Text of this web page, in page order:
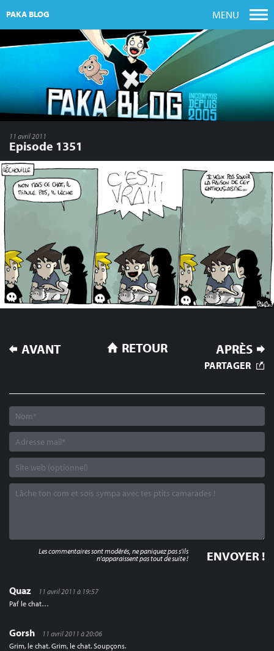
PAKA BLOG MENU
11 avril 2011
Episode 1351
NAVIGATION
DE
AVANT APRÈS
RETOUR
PARTAGER
Quaz
11 avril 2011 à 19:57
Paf le chat…
Gorsh
11 avril 2011 à 20:06
Grim, le chat. Grim, le chat. Soupçons.
Les commentaires sont modérés, ne paniquez pas s'ils
n'apparaissent pas tout de suite !